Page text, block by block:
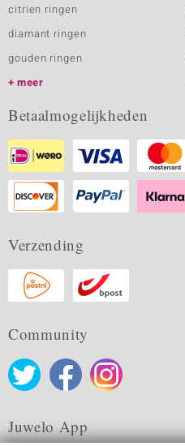
citrien ringen
diamant ringen
gouden ringen
meer
Betaalmogelijkheden
Verzending
Community
Juwelo App